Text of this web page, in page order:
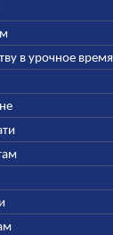
в урочное время